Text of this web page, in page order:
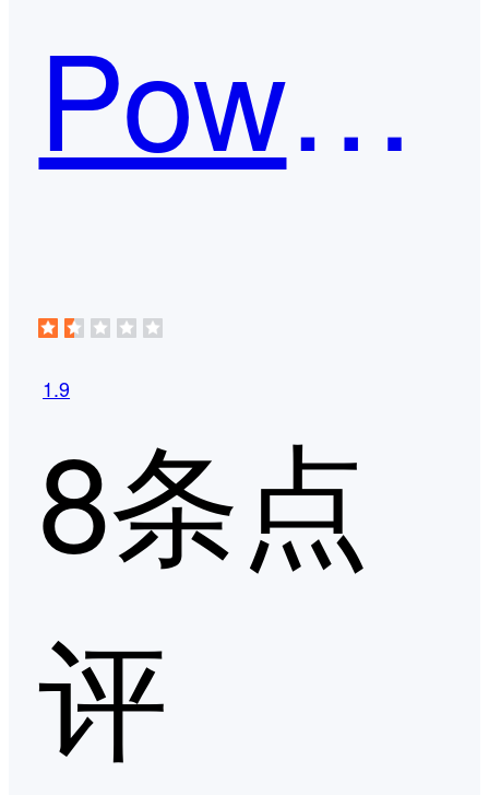
PowerMockup
1.9
8条点
评